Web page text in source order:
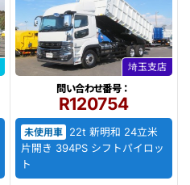
埼玉支店
問い合わせ番号：
R120754
未使用車 22t 新明和 24立米
片開き 394PS シフトパイロッ
ト